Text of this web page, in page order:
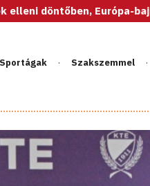
Európa-bajnok az U20-
Sportágak Szakszemmel